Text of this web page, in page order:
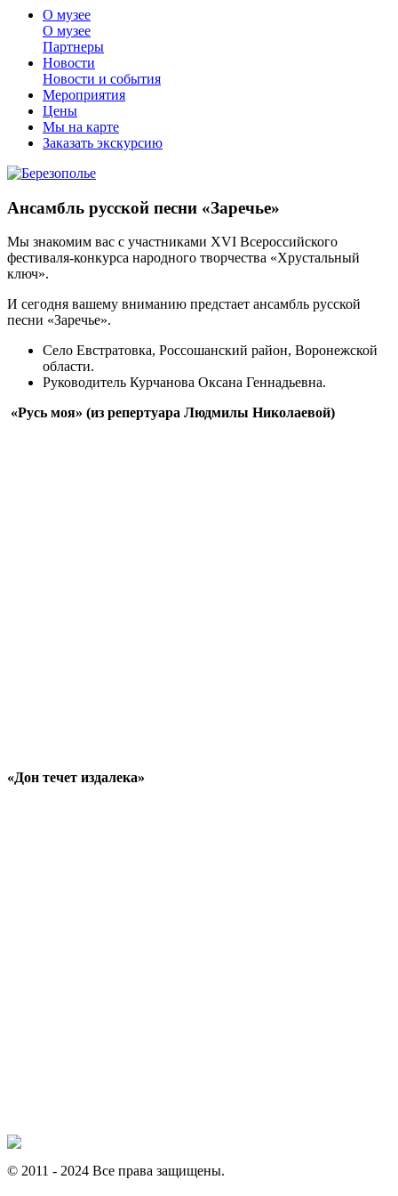
О музее
О музее
Партнеры
Новости
Новости и события
Мероприятия
Цены
Мы на карте
Заказать экскурсию
Ансамбль русской песни «Заречье»
Мы знакомим вас с участниками XVI Всероссийского
фестиваля-конкурса народного творчества «Хрустальный
ключ».
И сегодня вашему вниманию предстает ансамбль русской
песни «Заречье».
Село Евстратовка, Россошанский район, Воронежской
области.
Руководитель Курчанова Оксана Геннадьевна.
«Русь моя» (из репертуара Людмилы Николаевой)
«Дон течет издалека»
© 2011 - 2024 Все права защищены.